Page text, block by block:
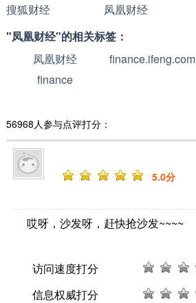
搜狐财经
凤凰财经
"凤凰财经"的相关标签：
凤凰财经
finance.ifeng.com
finance
56968人参与点评打分：
5.0分
哎呀，沙发呀，赶快抢沙发~~~~
访问速度打分
信息权威打分